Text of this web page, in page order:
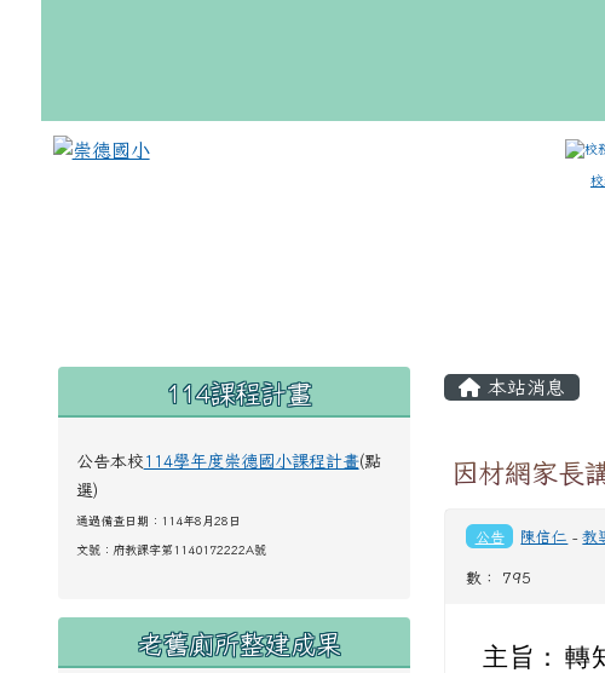
左邊區域內容
114課程計畫
公告本校 114學年度崇德國小課程計畫(點
選)
通過備查日期：114年8月28日
文號： 府教課字第1140172222A號
老舊廁所整建成果
主內容區
本站消息
因材網家長
公告 陳信仁 -教
數： 795
主旨： 轉
頁尾區域